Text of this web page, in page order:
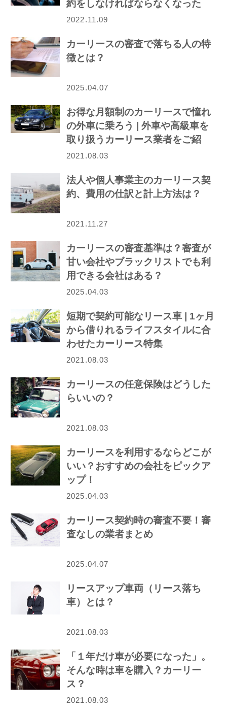
約をしなければならなくなった
ら…
2022.11.09
カーリースの審査で落ちる人の特
徴とは？
2025.04.07
お得な月額制のカーリースで憧れ
の外車に乗ろう | 外車や高級車を
取り扱うカーリース業者をご紹
介！
2021.08.03
法人や個人事業主のカーリース契
約、費用の仕訳と計上方法は？
2021.11.27
カーリースの審査基準は？審査が
甘い会社やブラックリストでも利
用できる会社はある？
2025.04.03
短期で契約可能なリース車 | 1ヶ月
から借りれるライフスタイルに合
わせたカーリース特集
2021.08.03
カーリースの任意保険はどうした
らいいの？
2021.08.03
カーリースを利用するならどこが
いい？おすすめの会社をピックア
ップ！
2025.04.03
カーリース契約時の審査不要！審
査なしの業者まとめ
2025.04.07
リースアップ車両（リース落ち
車）とは？
2021.08.03
「１年だけ車が必要になった」。
そんな時は車を購入？カーリー
ス？
2021.08.03